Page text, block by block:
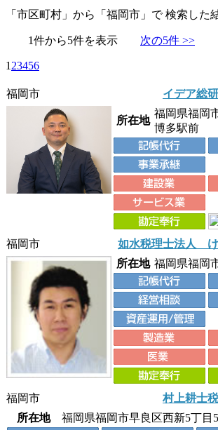
「市区町村」から「福岡市」で 検索した
1件から5件を表示 次の5件 >>
1 23456
福岡市 イデア総
所在地
福岡県福岡
博多駅前
福岡市
如水税理士法人
所在地 福岡県福岡
福岡市
村上耕士
所在地
福岡県福岡市早良区西新5丁目